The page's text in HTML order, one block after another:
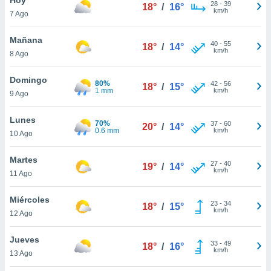
y
en
más
de
7 Ago
18° / 16° 28- 39
km/h
Mañana
8 Ago
18° / 14° 40- 55
km/h
Domingo
9 Ago
80%
1 mm
18° / 15° 42- 56
km/h
Lunes
10 Ago
70%
0.6 mm
20° / 14° 37- 60
km/h
Martes
11 Ago
19° / 14° 27- 40
km/h
Miércoles
12 Ago
18° / 15° 23- 34
km/h
Jueves
13 Ago
18° / 16° 33- 49
km/h